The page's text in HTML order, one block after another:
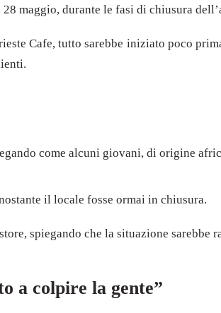
maggio, durante le fasi di chiusura
Cafe, tutto sarebbe iniziato poco
come alcuni giovani, di origine
il locale fosse ormai in chiusura.
spiegando che la situazione sarebbe
a colpire la gente”